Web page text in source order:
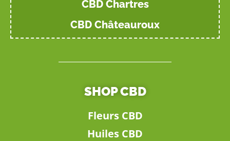
CBD Chartres
CBD Châteauroux
SHOP CBD
Fleurs CBD
Huiles CBD